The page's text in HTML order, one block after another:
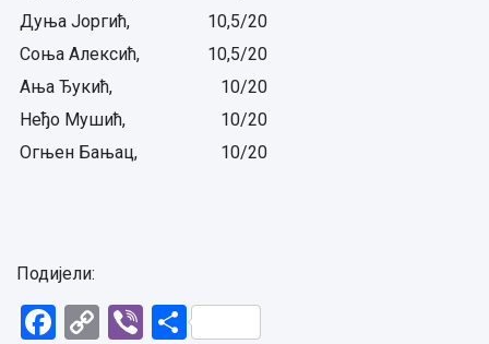
Дуња Јоргић,
10,5/20
Соња Алексић,
10,5/20
Ања Ђукић,
10/20
Неђо Мушић,
10/20
Огњен Бањац,
10/20
Подијели:
Facebook
CopyViberShare